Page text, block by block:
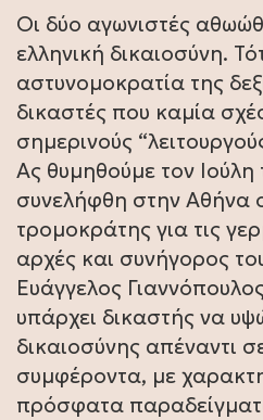
Οι δύο αγωνιστές
ελληνική δικαιοσύνη.
αστυνομοκρατία της
δικαστές που καμία
σημερινούς
Ας θυμηθούμε τον Ιούλη
συνελήφθη στην Αθήνα
τρομοκράτης για τις
αρχές και συνήγορος
Ευάγγελος
υπάρχει δικαστής να
δικαιοσύνης απέναντι
συμφέροντα, με
πρόσφατα